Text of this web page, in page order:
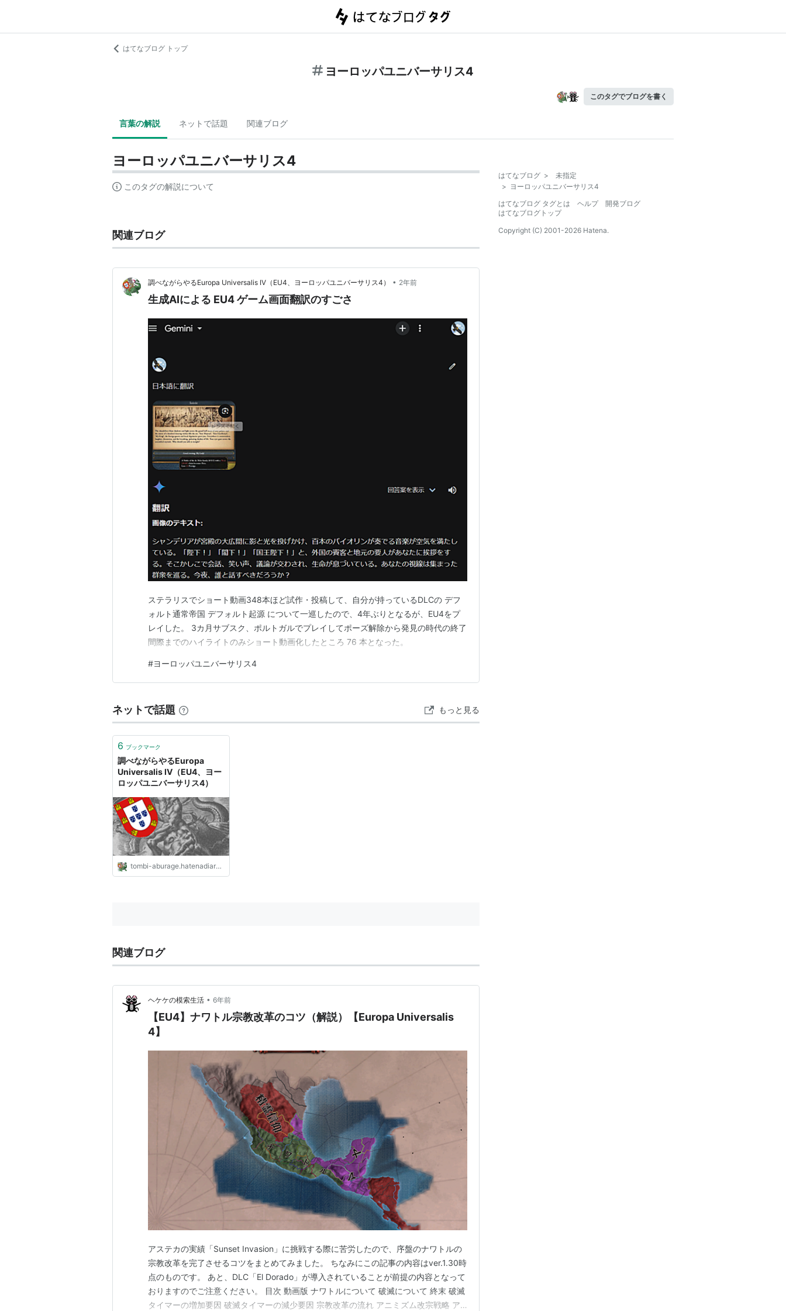
はてなブログ トップ
ヨーロッパユニバーサリス4
このタグでブログを書く
言葉の解説 ネットで話題 関連ブログ
ヨーロッパユニバーサリス4
このタグの解説について
関連ブログ
調べながらやるEuropa Universalis IV（EU4、ヨーロッパユニバーサリス4） • 2年前
生成AIによる EU4 ゲーム画面翻訳のすごさ
ステラリスでショート動画348本ほど試作・投稿して、自分が持っているDLCの デフ
ォルト通常帝国 デフォルト起源 について一巡したので、4年ぶりとなるが、EU4をプ
レイした。 3カ月サブスク、ポルトガルでプレイしてポーズ解除から発見の時代の終了
間際までのハイライトのみショート動画化したところ 76 本となった。
#ヨーロッパユニバーサリス4
ネットで話題 もっと見る
6 ブックマーク
調べながらやるEuropa
Universalis IV（EU4、ヨー
ロッパユニバーサリス4）
tombi-aburage.hatenadiary.jp
関連ブログ
ヘケケの模索生活 • 6年前
【EU4】ナワトル宗教改革のコツ（解説）【Europa Universalis
4】
アステカの実績「Sunset Invasion」に挑戦する際に苦労したので、序盤のナワトルの
宗教改革を完了させるコツをまとめてみました。 ちなみにこの記事の内容はver.1.30時
点のものです。 あと、DLC「El Dorado」が導入されていることが前提の内容となって
おりますのでご注意ください。 目次 動画版 ナワトルについて 破滅について 終末 破滅
タイマーの増加要因 破滅タイマーの減少要因 宗教改革の流れ アニミズム改宗戦略 ア
はてなブログ >
未指定
> ヨーロッパユニバーサリス4
はてなブログ タグとは
ヘルプ
開発ブログ
はてなブログトップ
Copyright (C) 2001-2026 Hatena.